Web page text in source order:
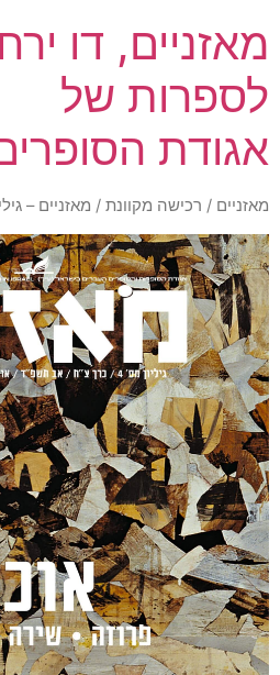
מאזניים, דו
לספרות של
אגודת
מאזניים / רכישה מקוונת / מאזניים – גיליון